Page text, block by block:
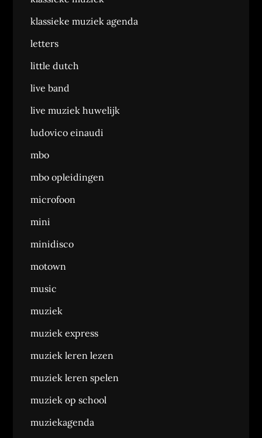
klassieke muziek agenda
letters
little dutch
live band
live muziek huwelijk
ludovico einaudi
mbo
mbo opleidingen
microfoon
mini
minidisco
motown
music
muziek
muziek express
muziek leren lezen
muziek leren spelen
muziek op school
muziekagenda